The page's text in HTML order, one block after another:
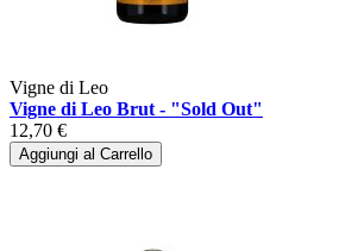
Vigne di Leo
Vigne di Leo Brut - "Sold Out"
12,70 €
Aggiungi al Carrello